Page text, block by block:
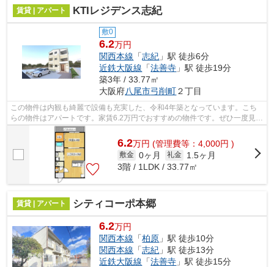
賃貸 | アパート KTIレジデンス志紀
敷0
6.2万円
関西本線 「志紀 」駅 徒歩6分
近鉄大阪線 「法善寺 」駅 徒歩19分
築3年 / 33.77㎡
大阪府八尾市弓削町２丁目
この物件は内観も綺麗で設備も充実した、令和4年築となっています。こち
らの物件はアパートです。家賃6.2万円でおすすめの物件です。ぜひ一度見て
いただきたい、「KTIレジデンス志紀」...
6.2万円 (管理費等：4,000円 )
敷金 0ヶ月 礼金
1.5ヶ月
3階 / 1LDK / 33.77㎡
賃貸 | アパート シティコーポ本郷
6.2万円
関西本線 「柏原 」駅 徒歩10分
関西本線 「志紀 」駅 徒歩13分
近鉄大阪線 「法善寺 」駅 徒歩15分